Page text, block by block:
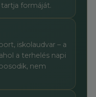
formáját.
iskolaudvar – a
a terhelés napi
nem